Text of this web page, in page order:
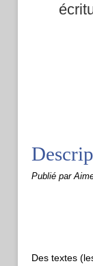
Publié par
Des textes